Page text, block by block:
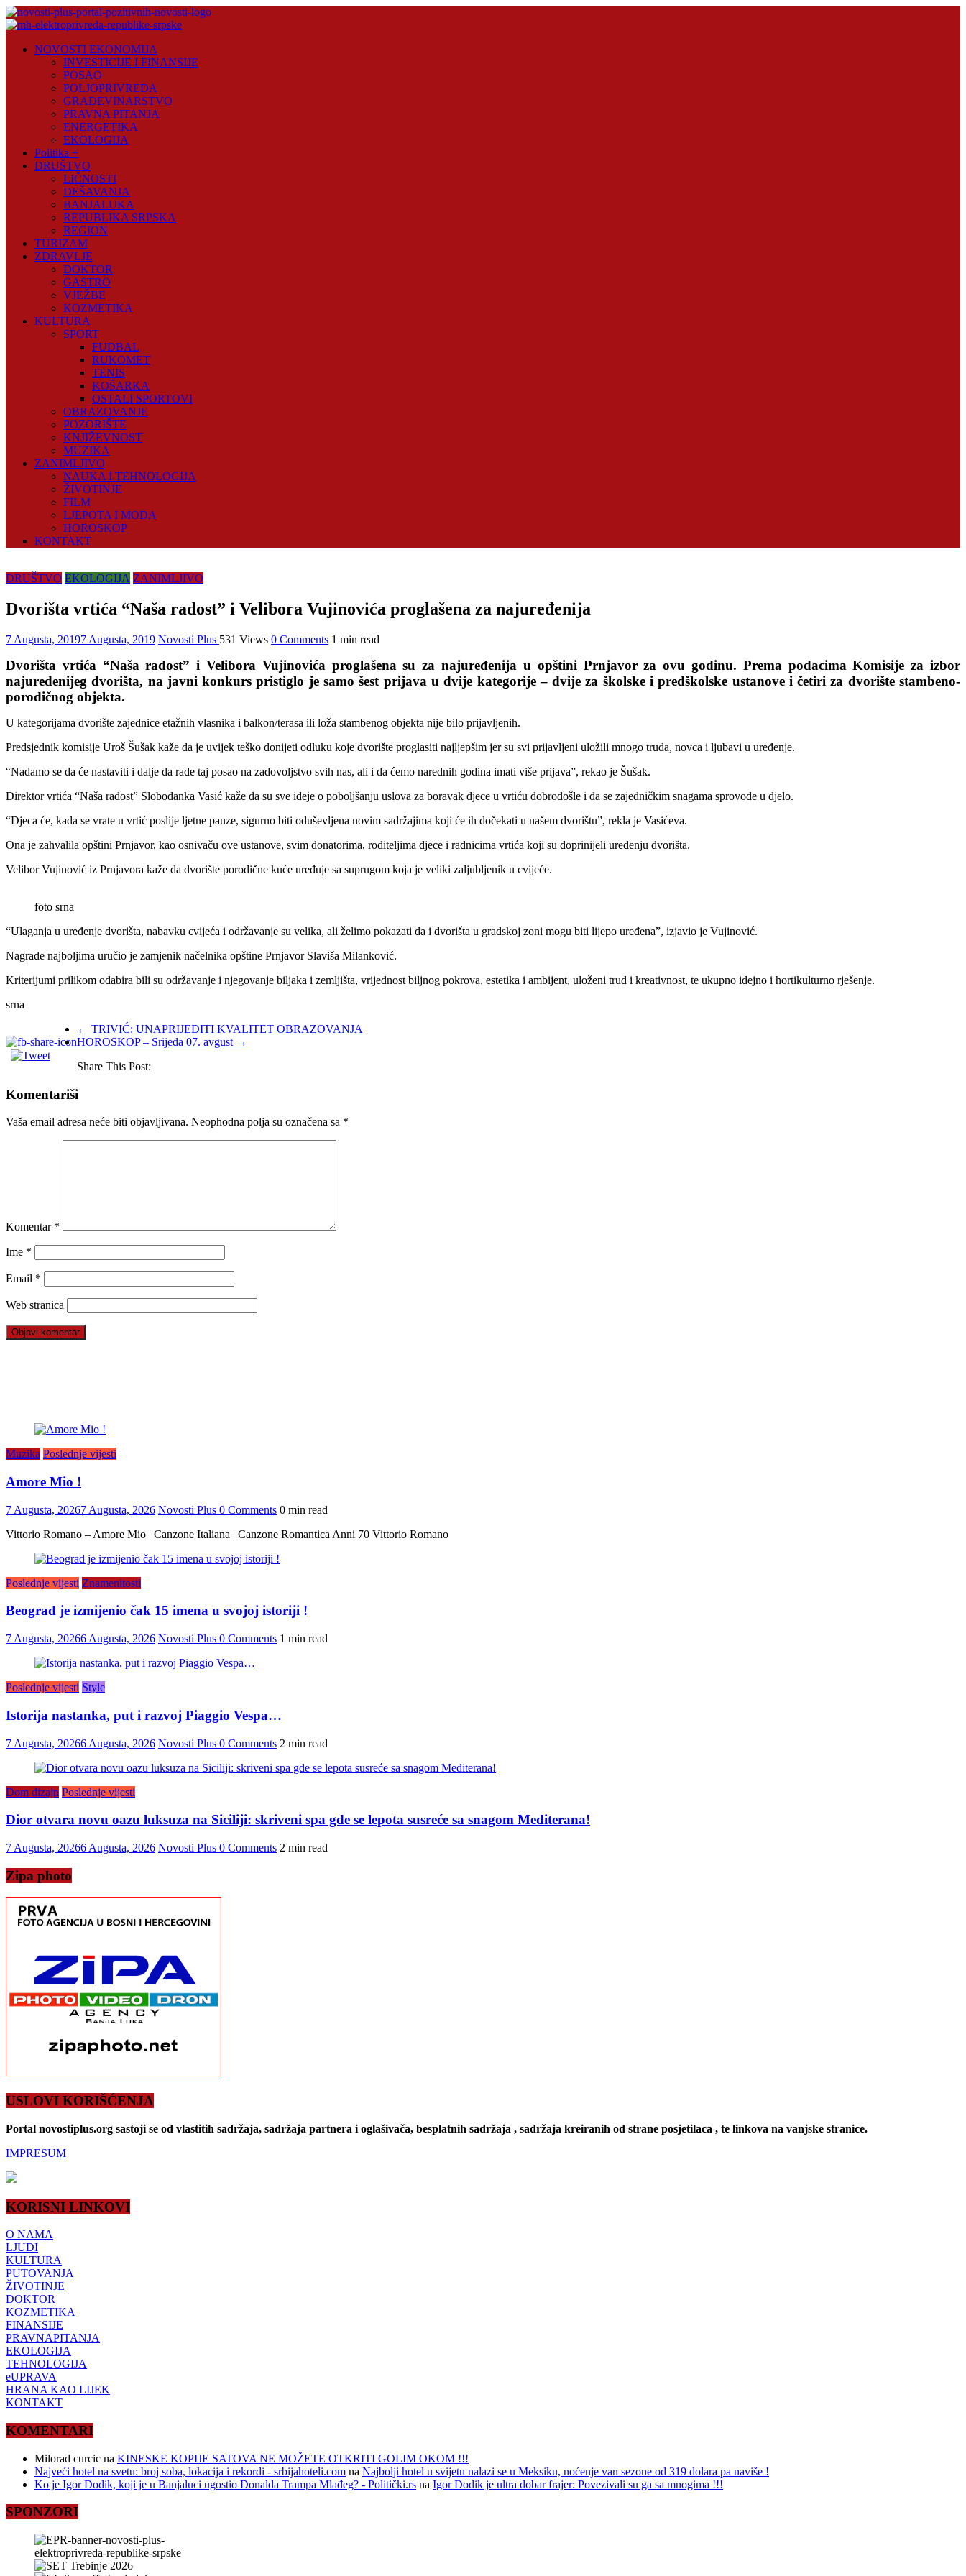
Skip
to
Plus
NOVOSTI EKONOMIJA
INVESTICIJE I FINANSIJE
POSAO
POLJOPRIVREDA
GRAĐEVINARSTVO
PRAVNA PITANJA
ENERGETIKA
EKOLOGIJA
Politika +
DRUŠTVO
LIČNOSTI
DEŠAVANJA
BANJALUKA
REPUBLIKA SRPSKA
REGION
TURIZAM
ZDRAVLJE
DOKTOR
GASTRO
VJEŽBE
KOZMETIKA
KULTURA
SPORT
FUDBAL
RUKOMET
TENIS
KOŠARKA
OSTALI SPORTOVI
OBRAZOVANJE
POZORIŠTE
KNJIŽEVNOST
MUZIKA
ZANIMLJIVO
NAUKA I TEHNOLOGIJA
ŽIVOTINJE
FILM
LJEPOTA I MODA
HOROSKOP
KONTAKT
DRUŠTVO EKOLOGIJA ZANIMLJIVO
Dvorišta vrtića “Naša radost” i Velibora Vujinovića proglašena za najuređenija
7 Augusta, 20197 Augusta, 2019 Novosti Plus 531 Views 0 Comments 1 min read
Dvorišta vrtića “Naša radost” i Velibora Vujinovića proglašena su za najuređenija u opštini Prnjavor za ovu godinu. Prema podacima Komisije za izbor
najuređenijeg dvorišta, na javni konkurs pristiglo je samo šest prijava u dvije kategorije – dvije za školske i predškolske ustanove i četiri za dvorište stambeno-
porodičnog objekta.
U kategorijama dvorište zajednice etažnih vlasnika i balkon/terasa ili loža stambenog objekta nije bilo prijavljenih.
Predsjednik komisije Uroš Šušak kaže da je uvijek teško donijeti odluku koje dvorište proglasiti najljepšim jer su svi prijavljeni uložili mnogo truda, novca i ljubavi u uređenje.
“Nadamo se da će nastaviti i dalje da rade taj posao na zadovoljstvo svih nas, ali i da ćemo narednih godina imati više prijava”, rekao je Šušak.
Direktor vrtića “Naša radost” Slobodanka Vasić kaže da su sve ideje o poboljšanju uslova za boravak djece u vrtiću dobrodošle i da se zajedničkim snagama sprovode u djelo.
“Djeca će, kada se vrate u vrtić poslije ljetne pauze, sigurno biti oduševljena novim sadržajima koji će ih dočekati u našem dvorištu”, rekla je Vasićeva.
Ona je zahvalila opštini Prnjavor, kao osnivaču ove ustanove, svim donatorima, roditeljima djece i radnicima vrtića koji su doprinijeli uređenju dvorišta.
Velibor Vujinović iz Prnjavora kaže da dvorište porodične kuće uređuje sa suprugom koja je veliki zaljubljenik u cvijeće.
foto srna
“Ulaganja u uređenje dvorišta, nabavku cvijeća i održavanje su velika, ali želimo pokazati da i dvorišta u gradskoj zoni mogu biti lijepo uređena”, izjavio je Vujinović.
Nagrade najboljima uručio je zamjenik načelnika opštine Prnjavor Slaviša Milanković.
Kriterijumi prilikom odabira bili su održavanje i njegovanje biljaka i zemljišta, vrijednost biljnog pokrova, estetika i ambijent, uloženi trud i kreativnost, te ukupno idejno i hortikulturno rješenje.
srna
← TRIVIĆ: UNAPRIJEDITI KVALITET OBRAZOVANJA
HOROSKOP – Srijeda 07. avgust →
Share This Post:
Komentariši
Vaša email adresa neće biti objavljivana. Neophodna polja su označena sa *
Komentar *
Ime *
Email *
Web stranica
Muzika Poslednje vijesti
Amore Mio !
7 Augusta, 20267 Augusta, 2026 Novosti Plus 0 Comments 0 min read
Vittorio Romano – Amore Mio | Canzone Italiana | Canzone Romantica Anni 70 Vittorio Romano
Poslednje vijesti Znamenitosti
Beograd je izmijenio čak 15 imena u svojoj istoriji !
7 Augusta, 20266 Augusta, 2026 Novosti Plus 0 Comments 1 min read
Poslednje vijesti Style
Istorija nastanka, put i razvoj Piaggio Vespa…
7 Augusta, 20266 Augusta, 2026 Novosti Plus 0 Comments 2 min read
Dom dizajn Poslednje vijesti
Dior otvara novu oazu luksuza na Siciliji: skriveni spa gde se lepota susreće sa snagom Mediterana!
7 Augusta, 20266 Augusta, 2026 Novosti Plus 0 Comments 2 min read
Zipa photo
USLOVI KORIŠĆENJA
Portal novostiplus.org sastoji se od vlastitih sadržaja, sadržaja partnera i oglašivača, besplatnih sadržaja , sadržaja kreiranih od strane posjetilaca , te linkova na vanjske stranice.
IMPRESUM
KORISNI LINKOVI
O NAMA
LJUDI
KULTURA
PUTOVANJA
ŽIVOTINJE
DOKTOR
KOZMETIKA
FINANSIJE
PRAVNAPITANJA
EKOLOGIJA
TEHNOLOGIJA
eUPRAVA
HRANA KAO LIJEK
KONTAKT
KOMENTARI
Milorad curcic na KINESKE KOPIJE SATOVA NE MOŽETE OTKRITI GOLIM OKOM !!!
Najveći hotel na svetu: broj soba, lokacija i rekordi - srbijahoteli.com na Najbolji hotel u svijetu nalazi se u Meksiku, noćenje van sezone od 319 dolara pa naviše !
Ko je Igor Dodik, koji je u Banjaluci ugostio Donalda Trampa Mlađeg? - Politički.rs na Igor Dodik je ultra dobar frajer: Povezivali su ga sa mnogima !!!
SPONZORI